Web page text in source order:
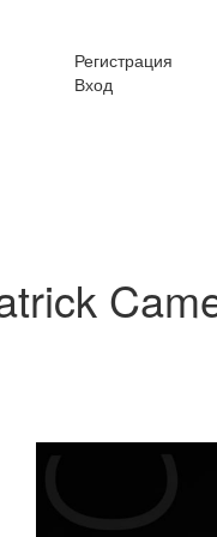
Регистрация
Вход